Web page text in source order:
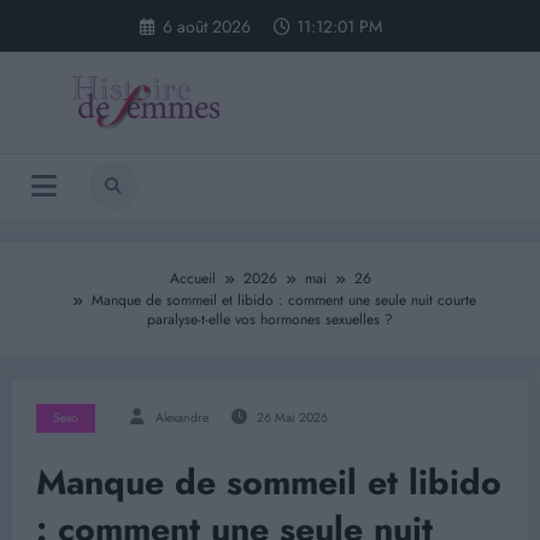
contenu
6 août 2026 11:12:02 PM
Accueil 2026 mai
26
Manque de sommeil et libido : comment une seule nuit courte
paralyse-t-elle vos hormones sexuelles ?
Sexo Alexandre 26 Mai 2026
Manque de sommeil et libido
: comment une seule nuit